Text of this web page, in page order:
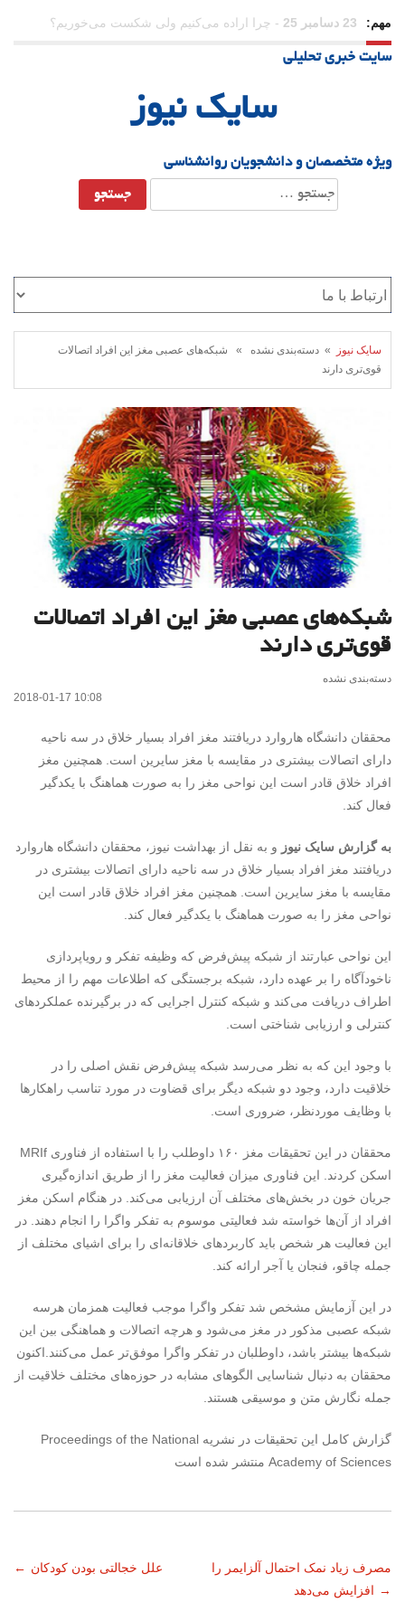
مهم: 21 دسامبر 25 - یلدا؛ نماد تاب‌آوری اجتماعی در روزگار دشوار
سایت خبری تحلیلی
سایک نیوز
ویژه متخصصان و دانشجویان روانشناسی
جستجو
برای:
سایک نیوز
» دسته‌بندی نشده » شبکه‌های عصبی مغز این افراد اتصالات
قوی‌تری دارند
شبکه‌های عصبی مغز این افراد اتصالات
قوی‌تری دارند
دسته‌بندی نشده
2018-01-17 10:08
محققان دانشگاه هاروارد دریافتند مغز افراد بسیار خلاق در سه ناحیه
دارای اتصالات بیشتری در مقایسه با مغز سایرین است. همچنین مغز
افراد خلاق قادر است این نواحی مغز را به صورت هماهنگ با یکدگیر
فعال کند.
به گزارش سایک نیوز و به نقل از بهداشت نیوز، محققان دانشگاه هاروارد
دریافتند مغز افراد بسیار خلاق در سه ناحیه دارای اتصالات بیشتری در
مقایسه با مغز سایرین است. همچنین مغز افراد خلاق قادر است این
نواحی مغز را به صورت هماهنگ با یکدگیر فعال کند.
این نواحی عبارتند از شبکه پیش‌فرض که وظیفه تفکر و رویاپردازی
ناخودآگاه را بر عهده دارد، شبکه برجستگی که اطلاعات مهم را از محیط
اطراف دریافت می‌کند و شبکه کنترل اجرایی که در برگیرنده عملکردهای
کنترلی و ارزیابی شناختی است.
با وجود این که به نظر می‌رسد شبکه پیش‌فرض نقش اصلی را در
خلاقیت دارد، وجود دو شبکه دیگر برای قضاوت در مورد تناسب راهکارها
با وظایف موردنظر، ضروری است.
محققان در این تحقیقات مغز ۱۶۰ داوطلب را با استفاده از فناوری MRI‌f
اسکن کردند. این فناوری میزان فعالیت مغز را از طریق اندازه‌گیری
جریان خون در بخش‌های مختلف آن ارزیابی می‌کند. در هنگام اسکن مغز
افراد از آن‌ها خواسته شد فعالیتی موسوم به تفکر واگرا را انجام دهند. در
این فعالیت هر شخص باید کاربردهای خلاقانه‌ای را برای اشیای مختلف از
جمله چاقو، فنجان یا آجر ارائه کند.
در این آزمایش مشخص شد تفکر واگرا موجب فعالیت همزمان هرسه
شبکه عصبی مذکور در مغز می‌شود و هرچه اتصالات و هماهنگی بین این
شبکه‌ها بیشتر باشد، داوطلبان در تفکر واگرا موفق‌تر عمل می‌کنند.اکنون
محققان به دنبال شناسایی الگوهای مشابه در حوزه‌های مختلف خلاقیت از
جمله نگارش متن و موسیقی هستند.
گزارش کامل این تحقیقات در نشریه Proceedings of the National
Academy of Sciences منتشر شده است
ناوبری
نوشته
← علل خجالتی بودن کودکان
مصرف زیاد نمک احتمال آلزایمر را
افزایش می‌دهد →